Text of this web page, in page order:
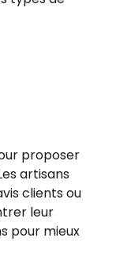
proposer
artisans
clients ou
leur
pour mieux